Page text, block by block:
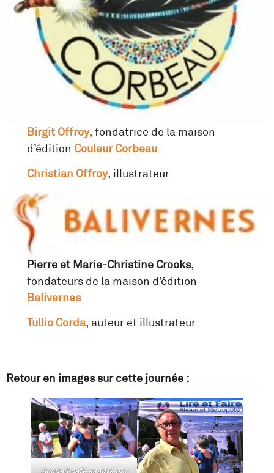
Birgit Offroy, fondatrice de la maison
d’édition Couleur Corbeau
Christian Offroy, illustrateur
Pierre et Marie-Christine Crooks,
fondateurs de la maison d’édition
Balivernes
Tullio Corda, auteur et illustrateur
Retour en images sur cette journée :
Accueil café assuré par